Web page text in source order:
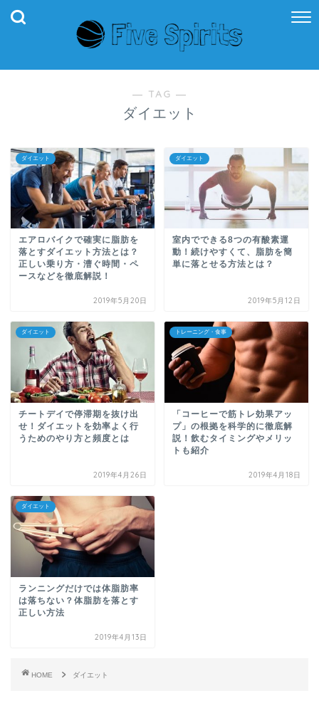
― TAG ―
ダイエット
ダイエット
エアロバイクで確実に脂肪を
落とすダイエット方法とは？
正しい乗り方・漕ぐ時間・ペ
ースなどを徹底解説！
2019年5月20日
ダイエット
室内でできる8つの有酸素運
動！続けやすくて、脂肪を簡
単に落とせる方法とは？
2019年5月12日
ダイエット
チートデイで停滞期を抜け出
せ！ダイエットを効率よく行
うためのやり方と頻度とは
2019年4月26日
トレーニング・食事
「コーヒーで筋トレ効果アッ
プ」の根拠を科学的に徹底解
説！飲むタイミングやメリッ
トも紹介
2019年4月18日
ダイエット
ランニングだけでは体脂肪率
は落ちない？体脂肪を落とす
正しい方法
2019年4月13日
HOME ダイエット